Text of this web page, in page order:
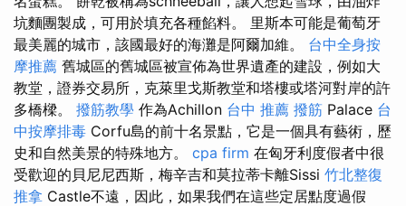
坑麵團製成，可用於填充各種餡料。 里斯本可能是葡萄牙
最美麗的城市，該國最好的海灘是阿爾加維。 台中全身按
摩推薦 舊城區的舊城區被宣佈為世界遺產的建設，例如大
教堂，證券交易所，克萊里戈斯教堂和塔樓或塔河對岸的許
多橋樑。 撥筋教學 作為Achillon 台中 推薦 撥筋 Palace 台
中按摩排毒 Corfu島的前十名景點，它是一個具有藝術，歷
史和自然美景的特殊地方。 cpa firm 在匈牙利度假者中很
受歡迎的貝尼尼西斯，梅辛吉和莫拉蒂卡離Sissi 竹北整復
推拿 Castle不遠，因此，如果我們在這些定居點度過假